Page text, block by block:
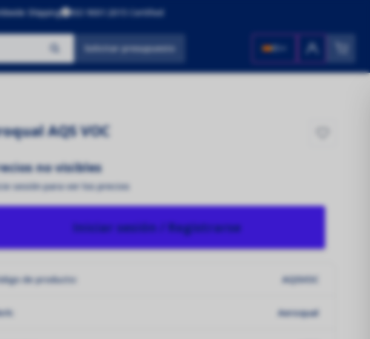
Shipping ISO 9001:2015 Certified
Solicitar presupuesto ES
productos
AQS VOC
no visibles
sesión para ver los precios
Iniciar sesión / Registrarse
de producto: AQSVOC
Aeroqual